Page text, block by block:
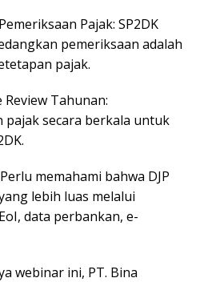
Pajak: SP2DK
pemeriksaan adalah
pajak.
Review Tahunan:
pajak secara berkala untuk
memahami bahwa DJP
lebih luas melalui
data perbankan, e-
webinar ini, PT. Bina